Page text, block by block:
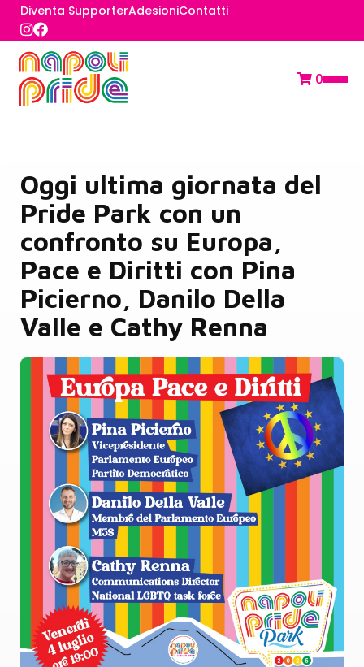
Diventa SupporterAdesioniContatti
0
Oggi ultima giornata del
Pride Park con un
confronto su Europa,
Pace e Diritti con Pina
Picierno, Danilo Della
Valle e Cathy Renna